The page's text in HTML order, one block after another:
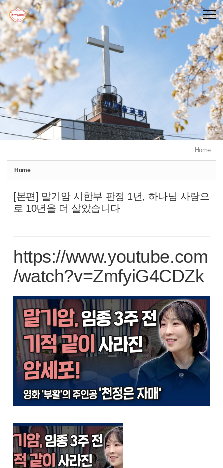
Home
Home
[본편] 말기암 시한부 판정 1년, 하나님 사랑으
로 10년을 더 살았습니다
https://www.youtube.com
/watch?v=ZmfyiG4CDZk